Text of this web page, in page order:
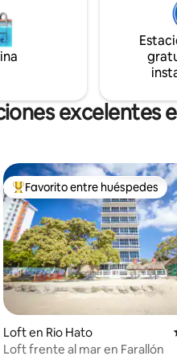
acceso a Internet de alta
satélite, te mantendrás
aunque es posible que el río y
arena no sean accesibles
excelentes
4.85 de 5, 79 reseñas
Favorito entre huéspedes
Favorito entre huéspedes
Loft en Rio Hato
Loft frente al mar en Farallón